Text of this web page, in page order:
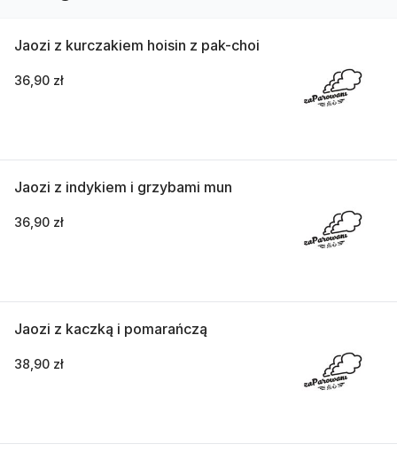
Jaozi z kurczakiem hoisin z pak-choi
36,90 zł
Jaozi z indykiem i grzybami mun
36,90 zł
Jaozi z kaczką i pomarańczą
38,90 zł